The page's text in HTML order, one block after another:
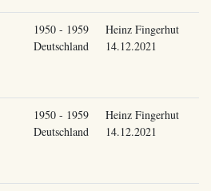
1950 - 1959
Deutschland
Heinz Fingerhut
14.12.2021
1950 - 1959
Deutschland
Heinz Fingerhut
14.12.2021